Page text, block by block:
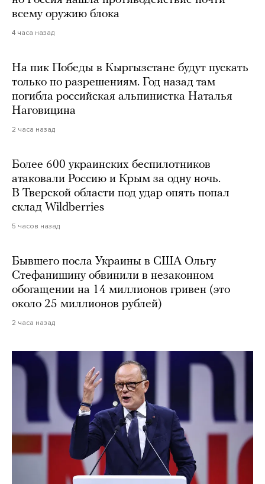
всему оружию блока
4 часа назад
На пик Победы в Кыргызстане будут пускать
только по разрешениям. Год назад там
погибла российская альпинистка Наталья
Наговицина
2 часа назад
Более 600 украинских беспилотников
атаковали Россию и Крым за одну ночь.
В Тверской области под удар опять попал
склад Wildberries
5 часов назад
Бывшего посла Украины в США Ольгу
Стефанишину обвинили в незаконном
обогащении на 14 миллионов гривен (это
около 25 миллионов рублей)
2 часа назад